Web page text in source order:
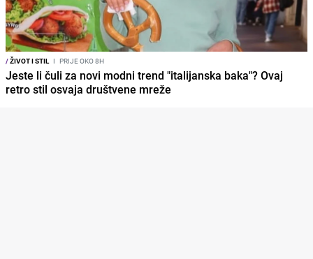
/ŽIVOT I STIL I PRIJE OKO 8H
Jeste li čuli za novi modni trend "italijanska baka"? Ovaj
retro stil osvaja društvene mreže